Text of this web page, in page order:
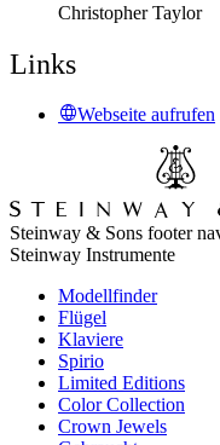
Christopher Taylor
Links
Webseite aufrufen
Steinway & Sons footer
Steinway Instrumente
Modellfinder
Flügel
Klaviere
Spirio
Limited Editions
Color Collection
Crown Jewels